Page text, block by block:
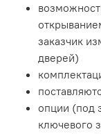
заказчик
дверей)
опции (под
ключевого